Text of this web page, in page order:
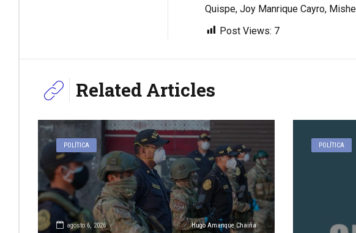
Quispe, Joy Manrique Cayro,
Post Views: 7
Related Articles
POLÍTICA
agosto 6, 2026 Hugo Amanque Chaiña
POLÍTICA